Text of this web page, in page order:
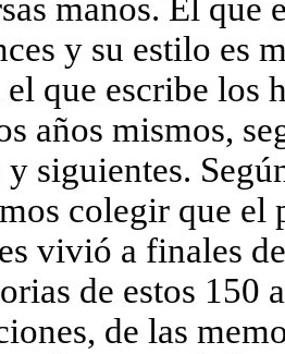
manos. El que
y su estilo es
que escribe los
años mismos,
y siguientes.
colegir que el
vivió a finales
de estos
de las